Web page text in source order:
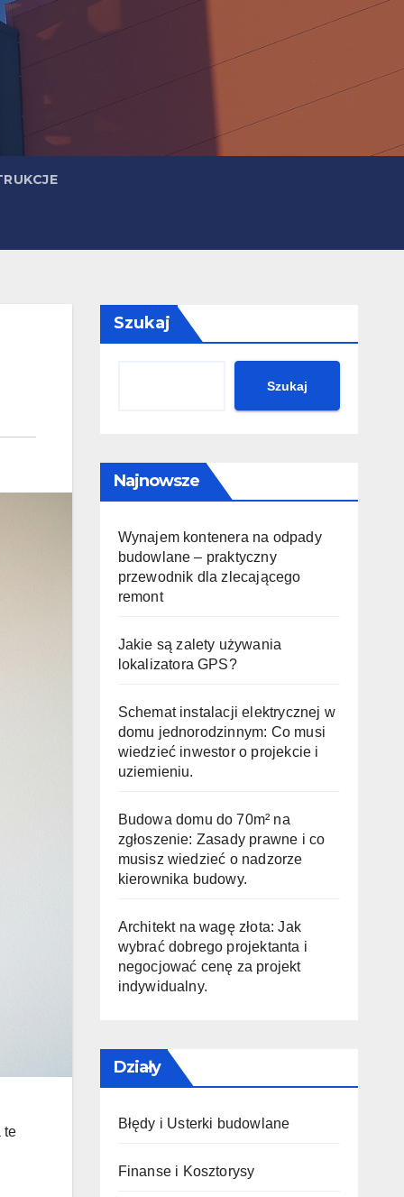
te
Szukaj
Szukaj
Najnowsze
Wynajem kontenera na odpady
budowlane – praktyczny
przewodnik dla zlecającego
remont
Jakie są zalety używania
lokalizatora GPS?
Schemat instalacji elektrycznej w
domu jednorodzinnym: Co musi
wiedzieć inwestor o projekcie i
uziemieniu.
Budowa domu do 70m² na
zgłoszenie: Zasady prawne i co
musisz wiedzieć o nadzorze
kierownika budowy.
Architekt na wagę złota: Jak
wybrać dobrego projektanta i
negocjować cenę za projekt
indywidualny.
Działy
Błędy i Usterki budowlane
Finanse i Kosztorysy